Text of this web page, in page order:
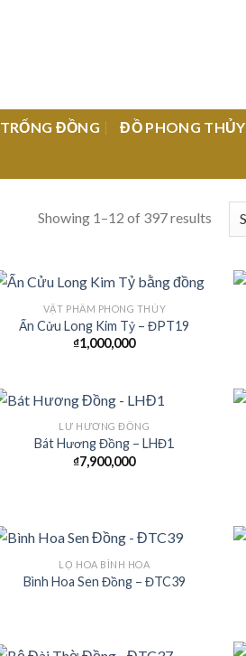
TRỐNG ĐỒNG ĐỒ PHONG THỦY
Showing 1–12 of 397 results
VẬT PHẨM PHONG THỦY
Ấn Cửu Long Kim Tỷ – ĐPT19
₫1,000,000
LƯ HƯƠNG ĐỒNG
Bát Hương Đồng – LHĐ1
₫7,900,000
LỌ HOA BÌNH HOA
Bình Hoa Sen Đồng – ĐTC39